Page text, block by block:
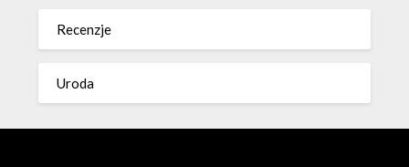
Recenzje
Uroda